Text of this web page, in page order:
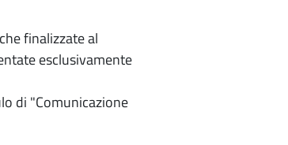
finalizzate al
esclusivamente
di "Comunicazione